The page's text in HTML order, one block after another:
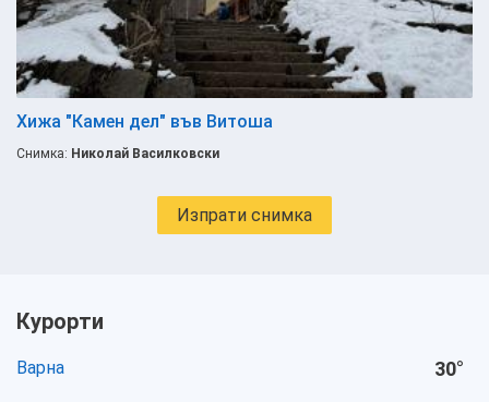
Хижа "Камен дел" във Витоша
Снимка: Николай Василковски
Изпрати снимка
Курорти
Варна 30°